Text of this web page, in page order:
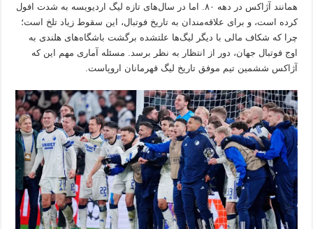
همانند آژاکس در دهه ۸۰. اما در سال‌های تازه لیگ اردیویسه به شدت افول
کرده است، و برای علاقه‌مندان به تاریخ فوتبال، این سقوط زیاد تلخ است؛
چرا که شکاف مالی با دیگر لیگ‌ها علتشده برگشت باشگاه‌های هلندی به
اوج فوتبال جهان، دور از انتظار به نظر برسد. مسئله آماری مهم این که
آژاکس ششمین تیم موفق تاریخ لیگ قهرمانان اروپاست.